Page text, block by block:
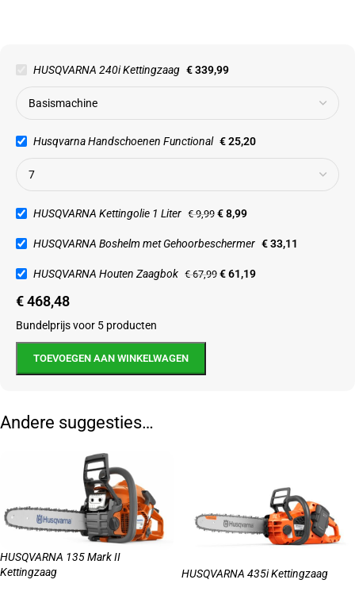
HUSQVARNA 240i Kettingzaag €339,99
Husqvarna Handschoenen Functional €25,20
HUSQVARNA Kettingolie 1 Liter €9,99 €8,99
HUSQVARNA Boshelm met Gehoorbeschermer €33,11
HUSQVARNA Houten Zaagbok €67,99 €61,19
€468,48
Bundelprijs voor 5 producten
TOEVOEGEN AAN WINKELWAGEN
Andere suggesties…
HUSQVARNA 135 Mark II
Kettingzaag
HUSQVARNA 435i Kettingzaag